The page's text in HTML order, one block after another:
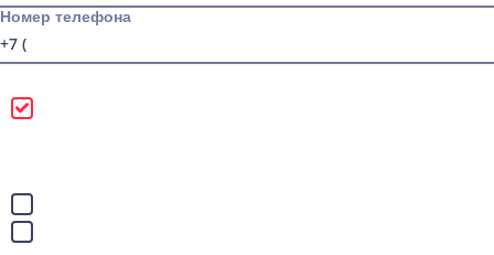
Номер телефона